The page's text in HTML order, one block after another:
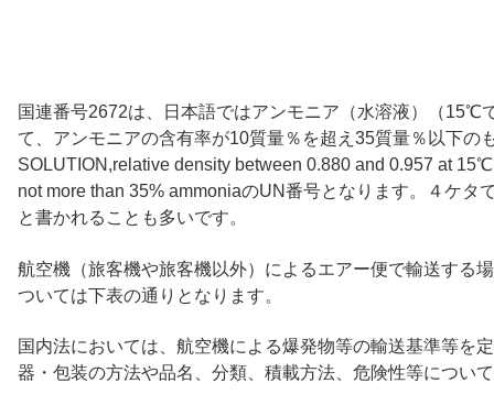
国連番号2672は、日本語ではアンモニア（水溶液）（15℃
て、アンモニアの含有率が10質量％を超え35質量％以下の
SOLUTION,relative density between 0.880 and 0.957 at
not more than 35% ammoniaのUN番号となります。４ケタ
と書かれることも多いです。
航空機（旅客機や旅客機以外）によるエアー便で輸送する
ついては下表の通りとなります。
国内法においては、航空機による爆発物等の輸送基準等を
器・包装の方法や品名、分類、積載方法、危険性等につい